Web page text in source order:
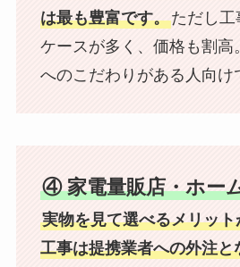
は最も豊富です。ただし工
ケースが多く、価格も割高
へのこだわりがある人向け
④ 家電量販店・ホー
実物を見て選べるメリッ
工事は提携業者への外注と